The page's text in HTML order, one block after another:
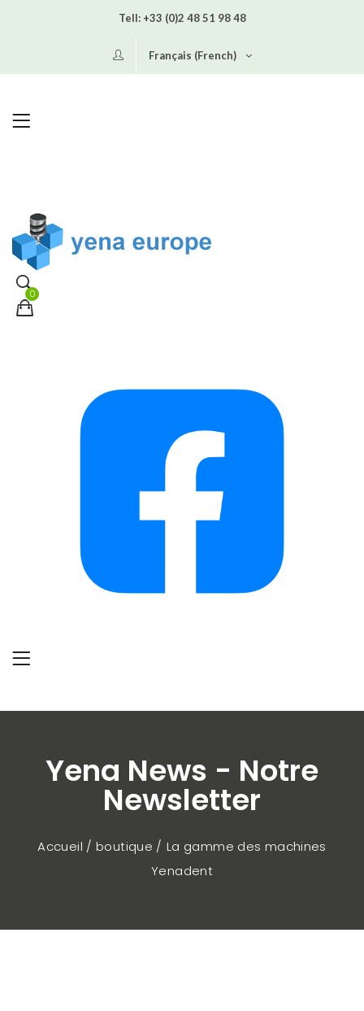
Tell: +33 (0)2 48 51 98 48
Français (French)
0
Yena News - Notre
Newsletter
Accueil / boutique
La gamme des machines
Yenadent